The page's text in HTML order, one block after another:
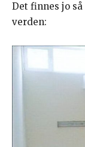
Det finnes jo
verden: